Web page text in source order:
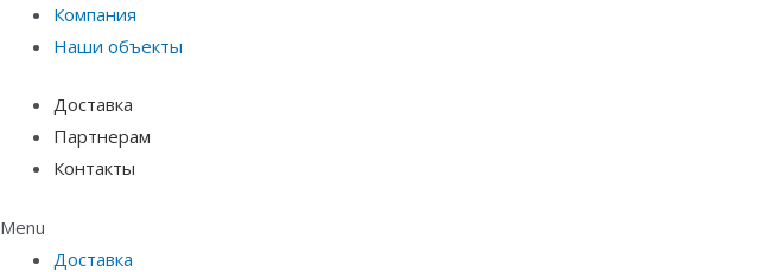
Компания
Наши объекты
Доставка
Партнерам
Контакты
Menu
Доставка